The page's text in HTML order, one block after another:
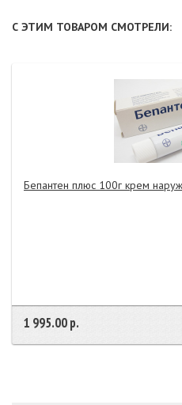
С ЭТИМ ТОВАРОМ СМОТРЕЛИ:
Бепантен плюс 100г крем
1 995.00 р.